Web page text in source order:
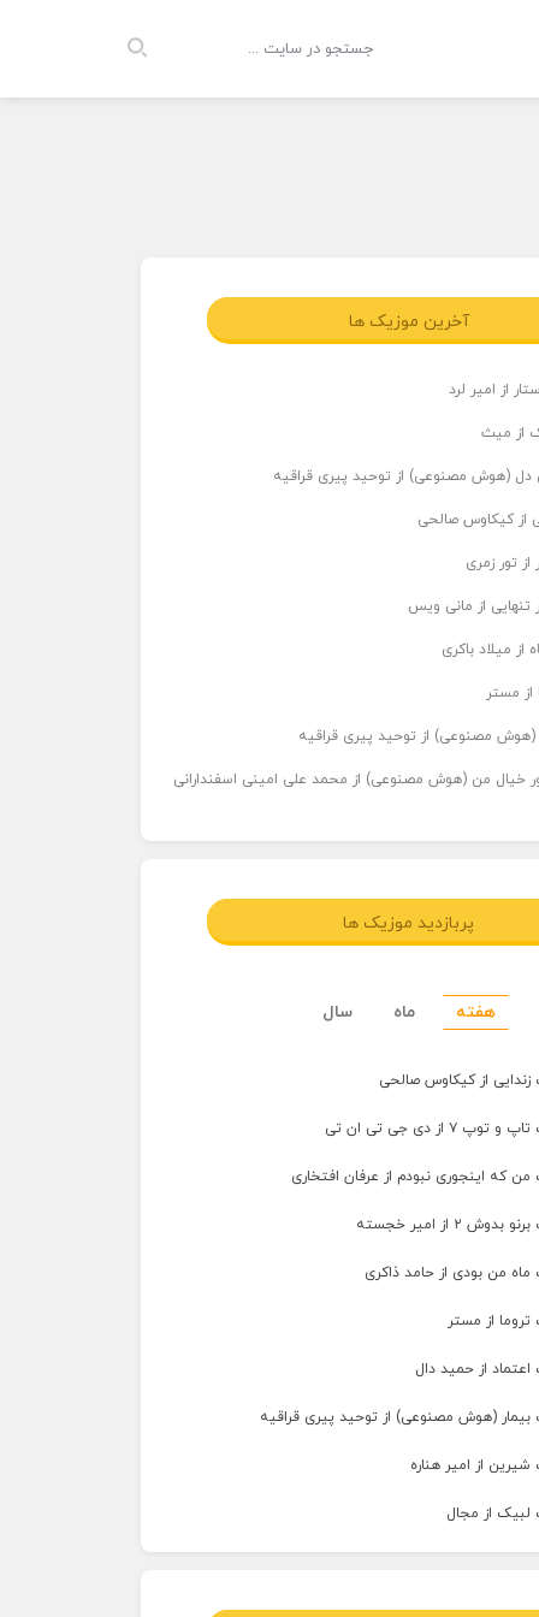
آخرین موزیک ها
از امیر لرد
از میث
دل (هوش مصنوعی) از توحید پیری قراقیه
از کیکاوس صالحی
تور زمری
تنهایی از مانی ویس
از میلاد باکری
از مستر
(هوش مصنوعی) از توحید پیری قراقیه
خیال من (هوش مصنوعی) از محمد علی امینی اسفندارانی
پربازدید موزیک ها
هفته ماه سال
زندایی از کیکاوس صالحی
۷ از دی جی تی ان تی
من که اینجوری نبودم از عرفان افتخاری
۲ از امیر خجسته
ماه من بودی از حامد ذاکری
تروما از مستر
اعتماد از حمید دال
بیمار (هوش مصنوعی) از توحید پیری قراقیه
شیرین از امیر هناره
لبیک از مجال